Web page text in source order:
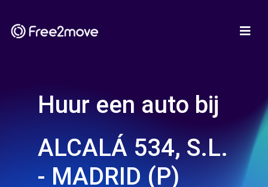
Huur een auto bij
ALCALÁ 534, S.L.
- MADRID (P)